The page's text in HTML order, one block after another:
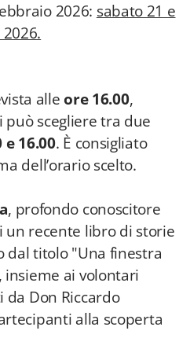
2026: sabato 21 e
alle ore 16.00,
scegliere tra due
e 16.00. È consigliato
dell’orario scelto.
, profondo conoscitore
un recente libro di storie
dal titolo "Una finestra
insieme ai volontari
da Don Riccardo
alla scoperta